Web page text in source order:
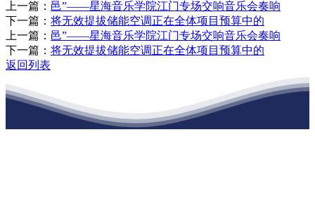
上一篇： 邑”——星海音乐学院江门专场交响音乐会奏响
下一篇： 将无效提拔储能空调正在全体项目预算中的
上一篇： 邑”——星海音乐学院江门专场交响音乐会奏响
下一篇： 将无效提拔储能空调正在全体项目预算中的
返回列表